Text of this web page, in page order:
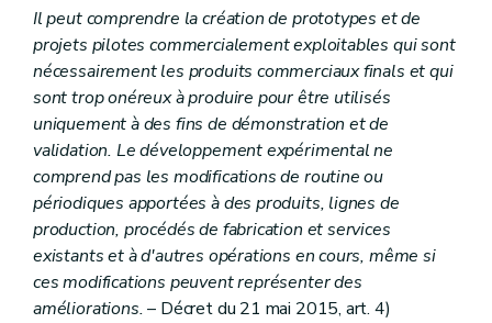
Art. 63
Art. 64
Art. 65
Section 2 Des subventions portant sur les droits de propriété industrielle
Art. 66
Art. 67
Art. 68
Art. 69
Art. 70
Section 3 Des subventions portant sur l'engagement temporaire de personnel
Art. 71
Art. 72
Art. 73
ChapitreIV/1
Des subventions aux unités universitaires et aux unités de haute école
Section1 re (Des subventions portant sur un projet d'acquisition d'une infrastructure de recherche pour des unités universitaires
Il peut comprendre la création de prototypes et de
projets pilotes commercialement exploitables qui sont
nécessairement les produits commerciaux finals et qui
sont trop onéreux à produire pour être utilisés
uniquement à des fins de démonstration et de
validation. Le développement expérimental ne
comprend pas les modifications de routine ou
périodiques apportées à des produits, lignes de
production, procédés de fabrication et services
existants et à d'autres opérations en cours, même si
ces modifications peuvent représenter des
améliorations.– Décret du 21 mai 2015, art. 4)